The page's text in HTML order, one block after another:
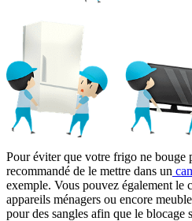
Pour éviter que votre frigo ne bouge
recommandé de le mettre dans un
exemple. Vous pouvez également le
appareils ménagers ou encore
pour des sangles afin que le blocage